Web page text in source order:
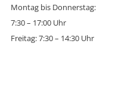
Montag bis Donnerstag:
7:30 – 17:00 Uhr
Freitag: 7:30 – 14:30 Uhr